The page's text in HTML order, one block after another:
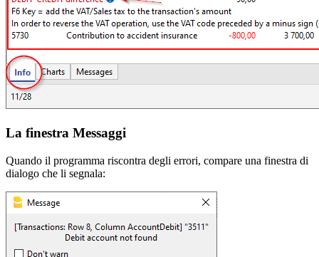
La finestra Messaggi
Quando il programma riscontra degli errori, compare una finestra di
dialogo che li segnala: